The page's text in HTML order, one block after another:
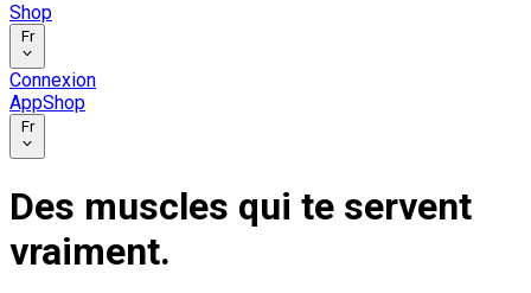
Shop
Fr
Connexion
AppShop
Fr
Des muscles qui te servent
vraiment.